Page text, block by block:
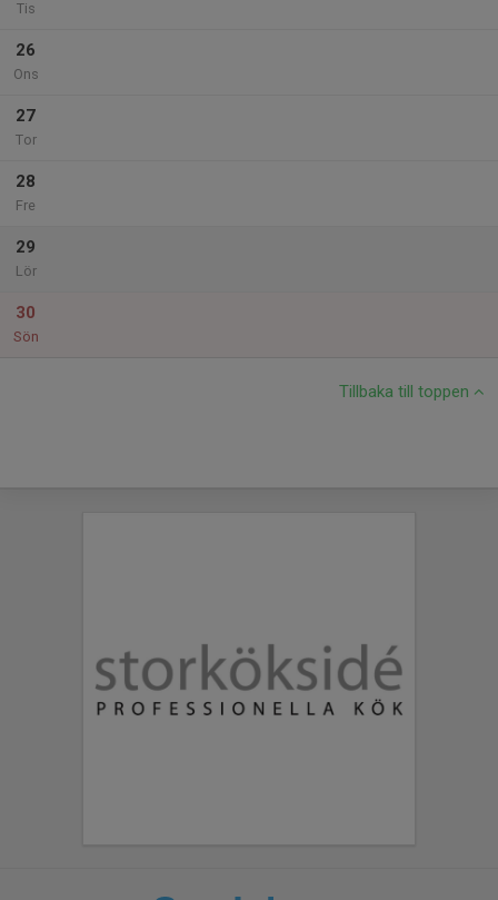
Tis
26
Ons
27
Tor
28
Fre
29
Lör
30
Sön
Tillbaka till toppen